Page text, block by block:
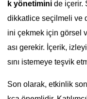
k yönetimini de içerir.
dikkatlice seçilmeli ve
ini çekmek için görsel
ası gerekir. İçerik,
sını istemeye teşvik
Son olarak, etkinlik